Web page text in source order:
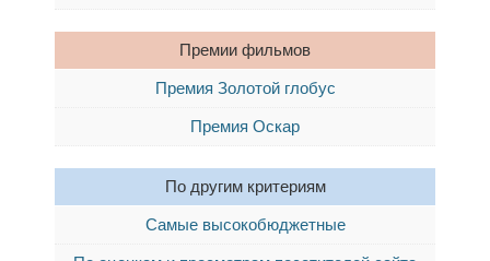
Премии фильмов
Премия Золотой глобус
Премия Оскар
По другим критериям
Самые высокобюджетные